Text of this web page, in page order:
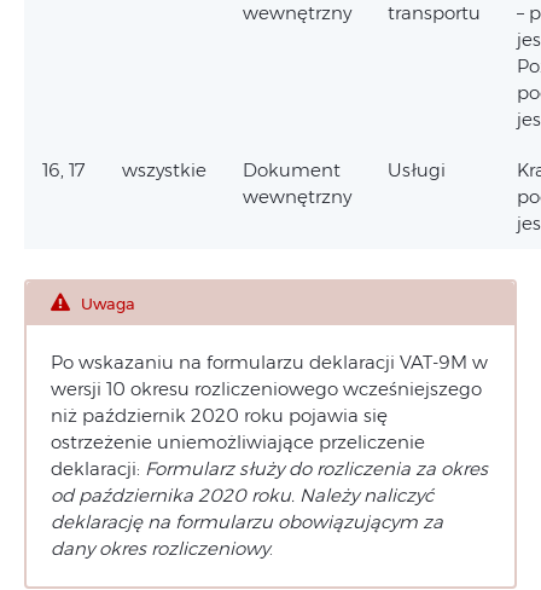
wewnętrzny
transportu
–
16, 17 wszystkie
Dokument
wewnętrzny
Usługi
Uwaga
Po wskazaniu na formularzu deklaracji VAT-9M w
wersji 10 okresu rozliczeniowego wcześniejszego
niż październik 2020 roku pojawia się
ostrzeżenie uniemożliwiające przeliczenie
deklaracji: Formularz służy do rozliczenia za okres
od października 2020 roku. Należy naliczyć
deklarację na formularzu obowiązującym za
dany okres rozliczeniowy.